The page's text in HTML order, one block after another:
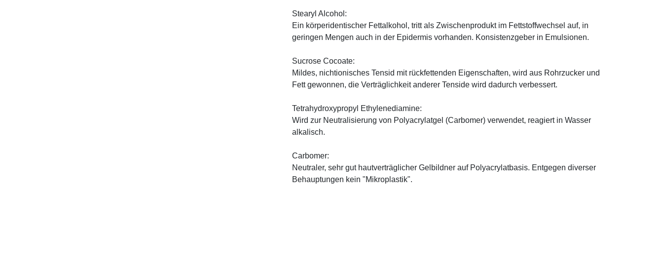
Stearyl Alcohol:
Ein körperidentischer Fettalkohol, tritt als Zwischenprodukt im Fettstoffwechsel auf, in
geringen Mengen auch in der Epidermis vorhanden. Konsistenzgeber in Emulsionen.
Sucrose Cocoate:
Mildes, nichtionisches Tensid mit rückfettenden Eigenschaften, wird aus Rohrzucker und
Fett gewonnen, die Verträglichkeit anderer Tenside wird dadurch verbessert.
Tetrahydroxypropyl Ethylenediamine:
Wird zur Neutralisierung von Polyacrylatgel (Carbomer) verwendet, reagiert in Wasser
alkalisch.
Carbomer:
Neutraler, sehr gut hautverträglicher Gelbildner auf Polyacrylatbasis. Entgegen diverser
Behauptungen kein "Mikroplastik".